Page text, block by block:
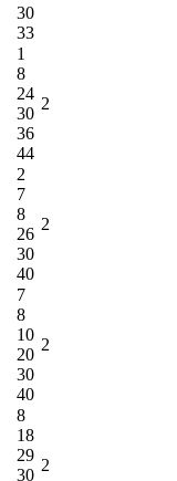
30
33
1
8
24
30
36
44
2
2
7
8
26
30
40
2
7
8
10
20
30
40
2
8
18
29
30
2